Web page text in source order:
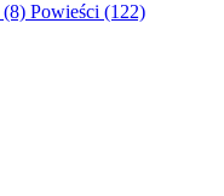
(8) Powieści (122)